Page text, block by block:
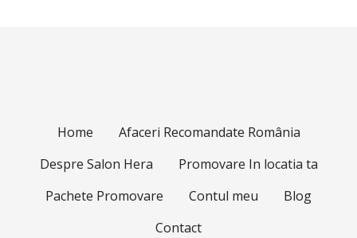
Home
Afaceri Recomandate România
Despre Salon Hera
Promovare In locatia ta
Pachete Promovare
Contul meu
Blog
Contact